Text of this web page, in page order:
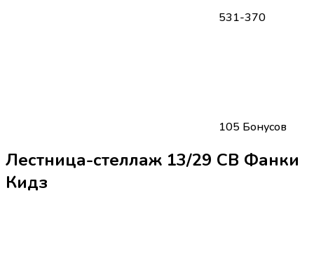
531-370
105 Бонусов
Лестница-стеллаж 13/29 СВ Фанки
Кидз